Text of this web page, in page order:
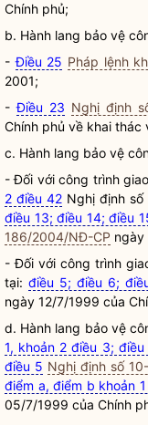
Chính phủ;
b. Hành lang bảo vệ
-Điều 25 Pháp lệnh
2001;
-Điều 23 Nghị định
Chính phủ về khai thác
c. Hành lang bảo vệ
- Đối với công trình
2 điều 42 Nghị định
điều 13; điều 14; điều
186/2004/NĐ-CP ngày
- Đối với công trình
tại: điều 5; điều 6;
ngày 12/7/1999 của
d. Hành lang bảo vệ
1, khoản 2 điều 3;
điều 5 Nghị định số
điểm a, điểm b khoản
05/7/1999 của Chính